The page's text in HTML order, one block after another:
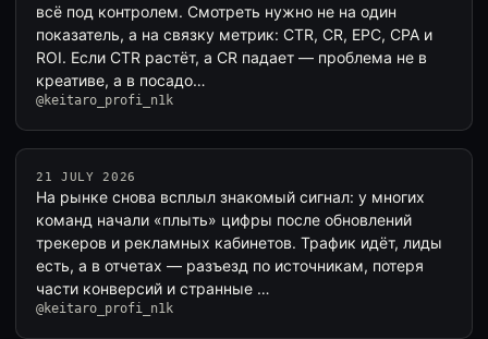
всё под контролем. Смотреть нужно не на один
показатель, а на связку метрик: CTR, CR, EPC, CPA и
ROI. Если CTR растёт, а CR падает — проблема не в
креативе, а в посадо…
@keitaro_profi_n1k
21 JULY 2026
На рынке снова всплыл знакомый сигнал: у многих
команд начали «плыть» цифры после обновлений
трекеров и рекламных кабинетов. Трафик идёт, лиды
есть, а в отчетах — разъезд по источникам, потеря
части конверсий и странные …
@keitaro_profi_n1k